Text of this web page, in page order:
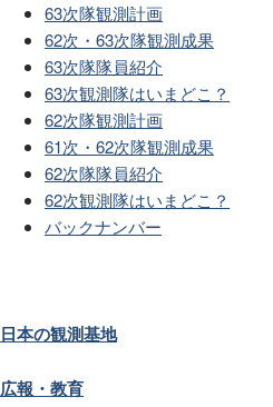
63次隊観測計画
62次・63次隊観測成果
63次隊隊員紹介
63次観測隊はいまどこ？
62次隊観測計画
61次・62次隊観測成果
62次隊隊員紹介
62次観測隊はいまどこ？
バックナンバー
日本の観測基地
広報・教育